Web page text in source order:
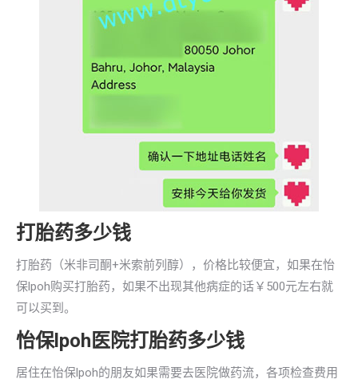
打胎药多少钱
打胎药（米非司酮+米索前列醇），价格比较便宜，如果在怡
保lpoh购买打胎药，如果不出现其他病症的话￥500元左右就
可以买到。
怡保lpoh医院打胎药多少钱
居住在怡保lpoh的朋友如果需要去医院做药流，各项检查费用